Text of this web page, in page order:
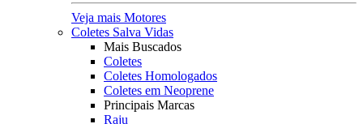
Veja mais Motores
Coletes Salva Vidas
Mais Buscados
Coletes
Coletes Homologados
Coletes em Neoprene
Principais Marcas
Raju